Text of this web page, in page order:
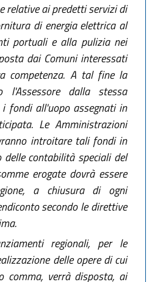
relative ai predetti servizi di
di energia elettrica al
portuali e alla pulizia nei
dai Comuni interessati
competenza. A tal fine la
l'Assessore dalla stessa
fondi all'uopo assegnati in
Le Amministrazioni
introitare tali fondi in
contabilità speciali del
erogate dovrà essere
a chiusura di ogni
secondo le direttive
regionali, per le
delle opere di cui
comma, verrà disposta, ai